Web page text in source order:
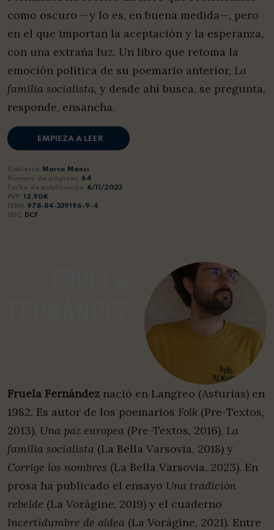
como oscuro —y lo es, en buena medida—, pero
en el que importan la aceptación y la esperanza,
con una extraña luz. Un libro que retoma la
emoción política de su poemario anterior, La
familia socialista, y desde ahí busca, se pregunta,
responde, ensancha.
EMPIEZA A LEER
Cubierta Marco Mansi
Número de páginas 64
Fecha de publicación 6/11/2023
PVP 12,90€
ISBN
978-84-339196-9-4
IBIC
DCF
Fruela Fernández nació en Langreo (Asturias) en
1982. Es autor de los poemarios Folk (Pre-Textos,
2013), Una paz europea (Pre-Textos, 2016), La
familia socialista (La Bella Varsovia, 2018) y
Corrige los nombres (La Bella Varsovia, 2023). En
prosa ha publicado el ensayo Una tradición
rebelde (La Vorágine, 2019) y el cuaderno
Incertidumbre de aldea (La Vorágine, 2021). Entre